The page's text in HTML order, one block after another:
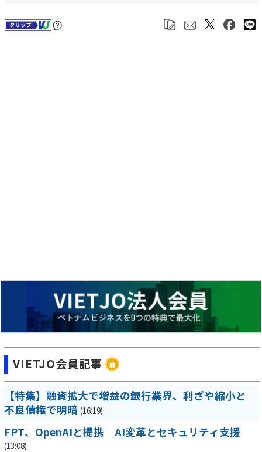
VIETJO会員記事
【特集】融資拡大で増益の銀行業界、利ざや縮小と
不良債権で明暗 (16:19)
FPT、OpenAIと提携 AI変革とセキュリティ支援
(13:08)